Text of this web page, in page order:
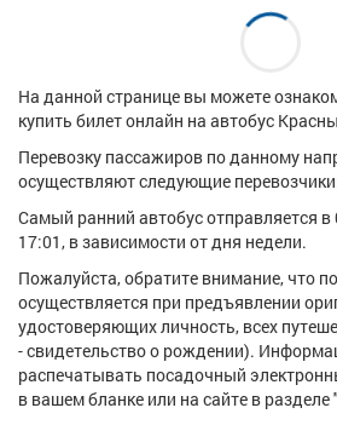
На данной странице вы можете
купить билет онлайн на автобус
Перевозку пассажиров по данному
осуществляют следующие
Самый ранний автобус отправляется
17:01, в зависимости от дня недели.
Пожалуйста, обратите внимание, что
осуществляется при предъявлении
удостоверяющих личность, всех
- свидетельство о рождении).
распечатывать посадочный
в вашем бланке или на сайте в